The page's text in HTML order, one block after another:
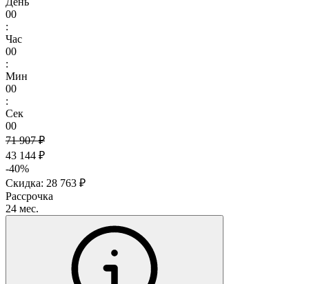
00
:
Час
00
:
Мин
00
:
Сек
00
71 907 ₽
43 144 ₽
-40%
Скидка: 28 763 ₽
Рассрочка
24 мес.